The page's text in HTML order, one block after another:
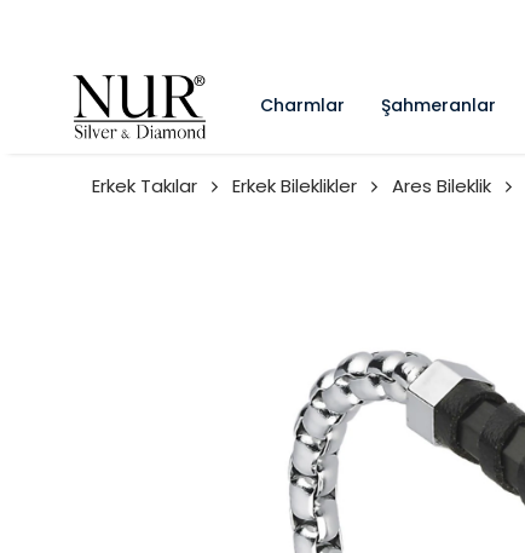
Charmlar Şahmeranlar
Erkek Takılar Erkek Bileklikler Ares Bileklik